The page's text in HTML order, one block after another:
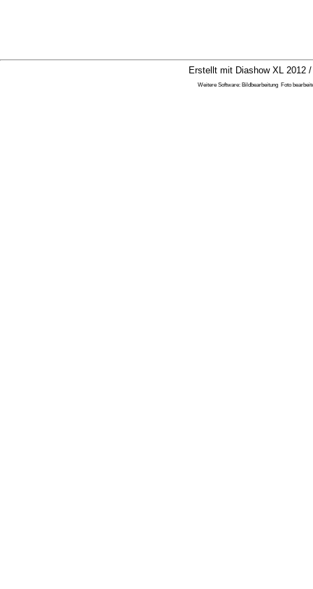
Erstellt mit Diashow XL 2012
Weitere Software: Bildbearbeitung Foto